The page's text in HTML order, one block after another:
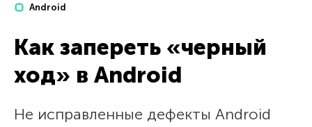
Android
Как запереть «черный
ход» в Android
Не исправленные дефекты Android